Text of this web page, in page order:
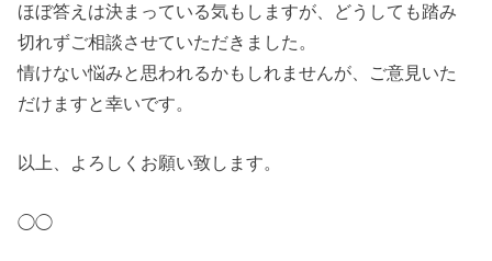
ほぼ答えは決まっている気もしますが、どうしても踏み
切れずご相談させていただきました。
情けない悩みと思われるかもしれませんが、ご意見いた
だけますと幸いです。
以上、よろしくお願い致します。
◯◯